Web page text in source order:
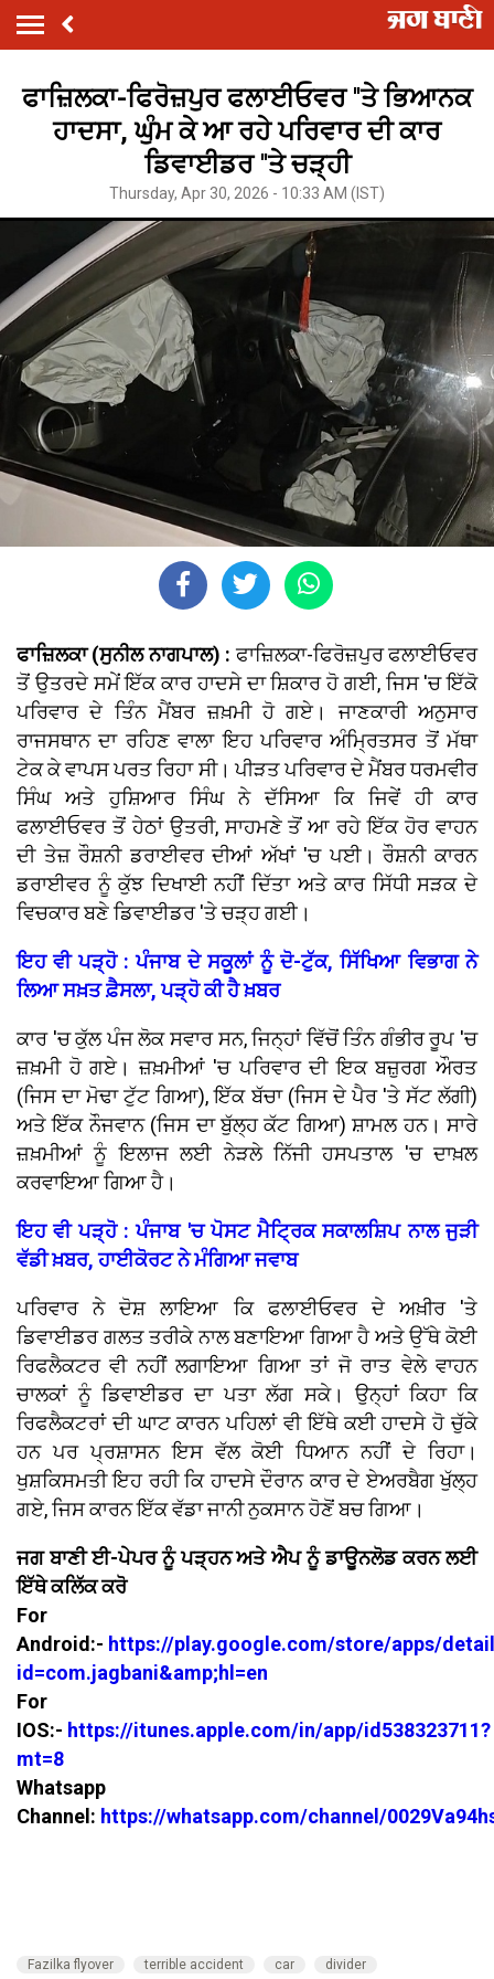
ਫਾਜ਼ਿਲਕਾ-ਫਿਰੋਜ਼ਪੁਰ ਫਲਾਈਓਵਰ ''ਤੇ ਭਿਆਨਕ
ਹਾਦਸਾ, ਘੁੰਮ ਕੇ ਆ ਰਹੇ ਪਰਿਵਾਰ ਦੀ ਕਾਰ
ਡਿਵਾਈਡਰ ''ਤੇ ਚੜ੍ਹੀ
Thursday, Apr 30, 2026 - 10:33 AM (IST)
ਫਾਜ਼ਿਲਕਾ (ਸੁਨੀਲ ਨਾਗਪਾਲ) : ਫਾਜ਼ਿਲਕਾ-ਫਿਰੋਜ਼ਪੁਰ ਫਲਾਈਓਵਰ
ਤੋਂ ਉਤਰਦੇ ਸਮੇਂ ਇੱਕ ਕਾਰ ਹਾਦਸੇ ਦਾ ਸ਼ਿਕਾਰ ਹੋ ਗਈ, ਜਿਸ 'ਚ ਇੱਕੋ
ਪਰਿਵਾਰ ਦੇ ਤਿੰਨ ਮੈਂਬਰ ਜ਼ਖ਼ਮੀ ਹੋ ਗਏ। ਜਾਣਕਾਰੀ ਅਨੁਸਾਰ
ਰਾਜਸਥਾਨ ਦਾ ਰਹਿਣ ਵਾਲਾ ਇਹ ਪਰਿਵਾਰ ਅੰਮ੍ਰਿਤਸਰ ਤੋਂ ਮੱਥਾ
ਟੇਕ ਕੇ ਵਾਪਸ ਪਰਤ ਰਿਹਾ ਸੀ। ਪੀੜਤ ਪਰਿਵਾਰ ਦੇ ਮੈਂਬਰ ਧਰਮਵੀਰ
ਸਿੰਘ ਅਤੇ ਹੁਸ਼ਿਆਰ ਸਿੰਘ ਨੇ ਦੱਸਿਆ ਕਿ ਜਿਵੇਂ ਹੀ ਕਾਰ
ਫਲਾਈਓਵਰ ਤੋਂ ਹੇਠਾਂ ਉਤਰੀ, ਸਾਹਮਣੇ ਤੋਂ ਆ ਰਹੇ ਇੱਕ ਹੋਰ ਵਾਹਨ
ਦੀ ਤੇਜ਼ ਰੌਸ਼ਨੀ ਡਰਾਈਵਰ ਦੀਆਂ ਅੱਖਾਂ 'ਚ ਪਈ। ਰੌਸ਼ਨੀ ਕਾਰਨ
ਡਰਾਈਵਰ ਨੂੰ ਕੁੱਝ ਦਿਖਾਈ ਨਹੀਂ ਦਿੱਤਾ ਅਤੇ ਕਾਰ ਸਿੱਧੀ ਸੜਕ ਦੇ
ਵਿਚਕਾਰ ਬਣੇ ਡਿਵਾਈਡਰ 'ਤੇ ਚੜ੍ਹ ਗਈ।
ਇਹ ਵੀ ਪੜ੍ਹੋ : ਪੰਜਾਬ ਦੇ ਸਕੂਲਾਂ ਨੂੰ ਦੋ-ਟੁੱਕ, ਸਿੱਖਿਆ ਵਿਭਾਗ ਨੇ
ਲਿਆ ਸਖ਼ਤ ਫ਼ੈਸਲਾ, ਪੜ੍ਹੋ ਕੀ ਹੈ ਖ਼ਬਰ
ਕਾਰ 'ਚ ਕੁੱਲ ਪੰਜ ਲੋਕ ਸਵਾਰ ਸਨ, ਜਿਨ੍ਹਾਂ ਵਿੱਚੋਂ ਤਿੰਨ ਗੰਭੀਰ ਰੂਪ 'ਚ
ਜ਼ਖ਼ਮੀ ਹੋ ਗਏ। ਜ਼ਖ਼ਮੀਆਂ 'ਚ ਪਰਿਵਾਰ ਦੀ ਇਕ ਬਜ਼ੁਰਗ ਔਰਤ
(ਜਿਸ ਦਾ ਮੋਢਾ ਟੁੱਟ ਗਿਆ), ਇੱਕ ਬੱਚਾ (ਜਿਸ ਦੇ ਪੈਰ 'ਤੇ ਸੱਟ ਲੱਗੀ)
ਅਤੇ ਇੱਕ ਨੌਜਵਾਨ (ਜਿਸ ਦਾ ਬੁੱਲ੍ਹ ਕੱਟ ਗਿਆ) ਸ਼ਾਮਲ ਹਨ। ਸਾਰੇ
ਜ਼ਖ਼ਮੀਆਂ ਨੂੰ ਇਲਾਜ ਲਈ ਨੇੜਲੇ ਨਿੱਜੀ ਹਸਪਤਾਲ 'ਚ ਦਾਖ਼ਲ
ਕਰਵਾਇਆ ਗਿਆ ਹੈ।
ਇਹ ਵੀ ਪੜ੍ਹੋ : ਪੰਜਾਬ 'ਚ ਪੋਸਟ ਮੈਟ੍ਰਿਕ ਸਕਾਲਸ਼ਿਪ ਨਾਲ ਜੁੜੀ
ਵੱਡੀ ਖ਼ਬਰ, ਹਾਈਕੋਰਟ ਨੇ ਮੰਗਿਆ ਜਵਾਬ
ਪਰਿਵਾਰ ਨੇ ਦੋਸ਼ ਲਾਇਆ ਕਿ ਫਲਾਈਓਵਰ ਦੇ ਅਖ਼ੀਰ 'ਤੇ
ਡਿਵਾਈਡਰ ਗਲਤ ਤਰੀਕੇ ਨਾਲ ਬਣਾਇਆ ਗਿਆ ਹੈ ਅਤੇ ਉੱਥੇ ਕੋਈ
ਰਿਫਲੈਕਟਰ ਵੀ ਨਹੀਂ ਲਗਾਇਆ ਗਿਆ ਤਾਂ ਜੋ ਰਾਤ ਵੇਲੇ ਵਾਹਨ
ਚਾਲਕਾਂ ਨੂੰ ਡਿਵਾਈਡਰ ਦਾ ਪਤਾ ਲੱਗ ਸਕੇ। ਉਨ੍ਹਾਂ ਕਿਹਾ ਕਿ
ਰਿਫਲੈਕਟਰਾਂ ਦੀ ਘਾਟ ਕਾਰਨ ਪਹਿਲਾਂ ਵੀ ਇੱਥੇ ਕਈ ਹਾਦਸੇ ਹੋ ਚੁੱਕੇ
ਹਨ ਪਰ ਪ੍ਰਸ਼ਾਸਨ ਇਸ ਵੱਲ ਕੋਈ ਧਿਆਨ ਨਹੀਂ ਦੇ ਰਿਹਾ।
ਖੁਸ਼ਕਿਸਮਤੀ ਇਹ ਰਹੀ ਕਿ ਹਾਦਸੇ ਦੌਰਾਨ ਕਾਰ ਦੇ ਏਅਰਬੈਗ ਖੁੱਲ੍ਹ
ਗਏ, ਜਿਸ ਕਾਰਨ ਇੱਕ ਵੱਡਾ ਜਾਨੀ ਨੁਕਸਾਨ ਹੋਣੋਂ ਬਚ ਗਿਆ।
ਜਗ ਬਾਣੀ ਈ-ਪੇਪਰ ਨੂੰ ਪੜ੍ਹਨ ਅਤੇ ਐਪ ਨੂੰ ਡਾਊਨਲੋਡ ਕਰਨ ਲਈ
ਇੱਥੇ ਕਲਿੱਕ ਕਰੋ
For
Android:- https://play.google.com/store/apps/
id=com.jagbani&amp;hl=en
For
IOS:- https://itunes.apple.com/in/app/id538323711?
mt=8
Whatsapp
Channel: https://whatsapp.com/channel/
Fazilka flyover terrible accident car divider